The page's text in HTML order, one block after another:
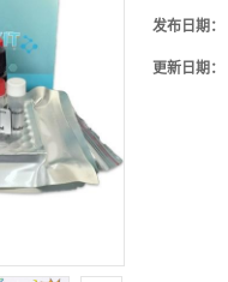
发布日期：
更新日期：